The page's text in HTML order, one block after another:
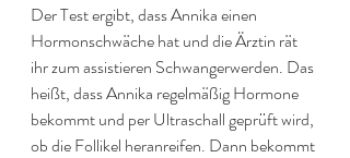
Der Test ergibt, dass Annika einen
Hormonschwäche hat und die Ärztin rät
ihr zum assistieren Schwangerwerden. Das
heißt, dass Annika regelmäßig Hormone
bekommt und per Ultraschall geprüft wird,
ob die Follikel heranreifen. Dann bekommt